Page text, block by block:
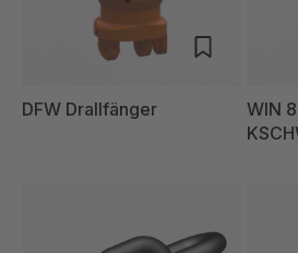
DFW Drallfänger
WIN